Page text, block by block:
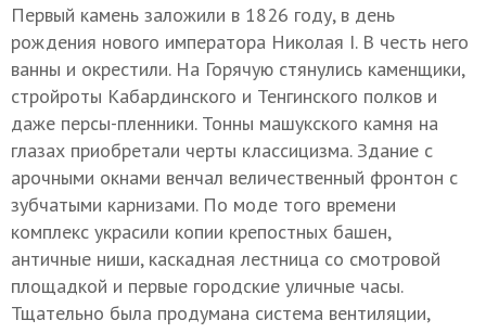
Первый камень заложили в 1826 году, в день
рождения нового императора Николая I. В честь него
ванны и окрестили. На Горячую стянулись каменщики,
стройроты Кабардинского и Тенгинского полков и
даже персы-пленники. Тонны машукского камня на
глазах приобретали черты классицизма. Здание с
арочными окнами венчал величественный фронтон с
зубчатыми карнизами. По моде того времени
комплекс украсили копии крепостных башен,
античные ниши, каскадная лестница со смотровой
площадкой и первые городские уличные часы.
Тщательно была продумана система вентиляции,